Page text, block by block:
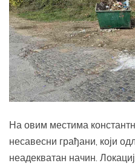
На овим местима
несавесни грађани, који
неадекватан начин.